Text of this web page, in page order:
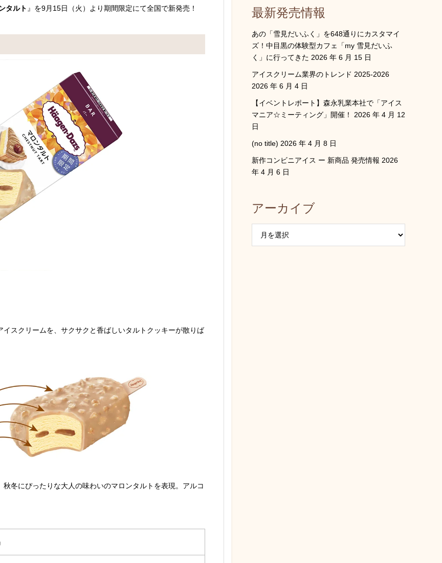
タルト』を9月15日（火） より期間限定にて全国で新発売！
イスクリ ームを、サクサクと香ばしいタルトクッキーが散りば
冬にぴったりな大人の味わいのマロ ンタルトを表現。アルコ
最新発売情報
あの「雪見だいふく」を648通りにカスタマイ
ズ！中目黒の体験型カフェ「my 雪見だいふ
く」に行ってきた 2026 年 6 月 15 日
アイスクリーム業界のトレンド 2025-2026
2026 年 6 月 4 日
【イベントレポート】森永乳業本社で「アイス
マニア☆ミーティング」開催！
2026 年 4 月 12
日
(no title) 2026 年 4 月 8 日
新作コンビニアイス ー 新商品 発売情報 2026
年 4 月 6 日
アーカイブ